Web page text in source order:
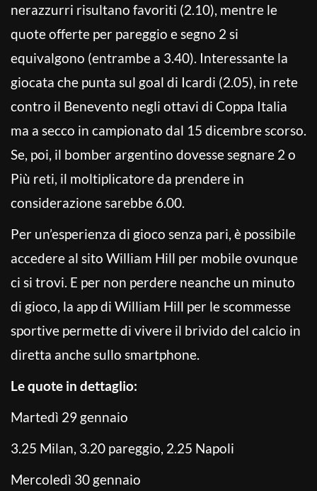
nerazzurri risultano favoriti (2.10), mentre le
quote offerte per pareggio e segno 2 si
equivalgono (entrambe a 3.40). Interessante la
giocata che punta sul goal di Icardi (2.05), in rete
contro il Benevento negli ottavi di Coppa Italia
ma a secco in campionato dal 15 dicembre scorso.
Se, poi, il bomber argentino dovesse segnare 2 o
Più reti, il moltiplicatore da prendere in
considerazione sarebbe 6.00.
Per un’esperienza di gioco senza pari, è possibile
accedere al sito William Hill per mobile ovunque
ci si trovi. E per non perdere neanche un minuto
di gioco, la app di William Hill per le scommesse
sportive permette di vivere il brivido del calcio in
diretta anche sullo smartphone.
Le quote in dettaglio:
Martedì 29 gennaio
3.25 Milan, 3.20 pareggio, 2.25 Napoli
Mercoledì 30 gennaio